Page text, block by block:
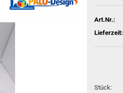
Art.Nr.:
Lieferzeit:
Stück: